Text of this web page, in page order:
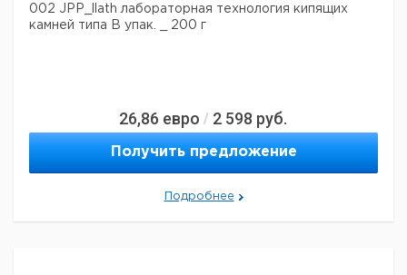
002 JPP_llath лабораторная технология кипящих
камней типа B упак. _ 200 г
26,86 евро / 2 598 руб.
Получить предложение
Подробнее